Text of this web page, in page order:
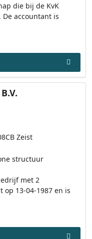
die bij de KvK
accountant is
met 2
13-04-1987 en is
Zeist
structuur